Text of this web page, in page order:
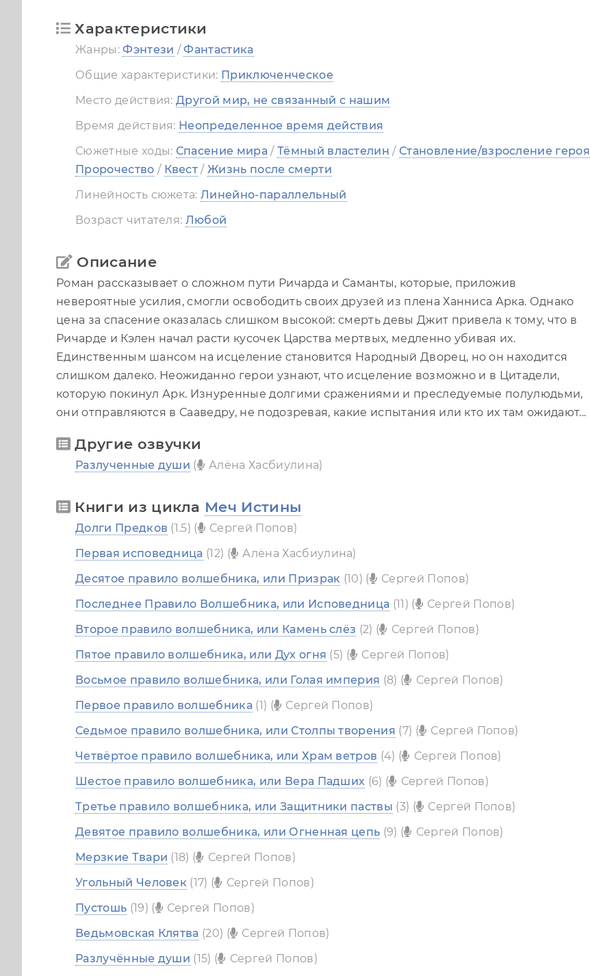
Разлучённые души_6
Разлучённые души_7
Характеристики
Жанры:Фэнтези /Фантастика
Общие характеристики: Приключенческое
Место действия:Другой мир, не связанный с нашим
Время действия: Неопределенное время действия
Сюжетные ходы: Спасение мира/ Тёмный властелин / Становление/взросление героя
Пророчество / Квест /Жизнь после смерти
Линейность сюжета:Линейно-параллельный
Возраст читателя: Любой
Описание
Роман рассказывает о сложном пути Ричарда и Саманты, которые, приложив
невероятные усилия, смогли освободить своих друзей из плена Ханниса Арка. Однако
цена за спасение оказалась слишком высокой: смерть девы Джит привела к тому, что в
Ричарде и Кэлен начал расти кусочек Царства мертвых, медленно убивая их.
Единственным шансом на исцеление становится Народный Дворец, но он находится
слишком далеко. Неожиданно герои узнают, что исцеление возможно и в Цитадели,
которую покинул Арк. Изнуренные долгими сражениями и преследуемые полулюдьми,
они отправляются в Сааведру, не подозревая, какие испытания или кто их там ожидают...
Другие озвучки
Разлученные души ( Алёна Хасбиулина)
Книги из цикла Меч Истины
Долги Предков (1.5) (
Сергей Попов)
Первая исповедница (12) (
Алёна Хасбиулина)
Десятое правило волшебника, или Призрак (10) (
Сергей Попов)
Последнее Правило Волшебника, или Исповедница (11) (
Сергей Попов)
Второе правило волшебника, или Камень слёз (2) (
Сергей Попов)
Пятое правило волшебника, или Дух огня (5) (
Сергей Попов)
Восьмое правило волшебника, или Голая империя (8) (
Сергей Попов)
Первое правило волшебника (1) (
Сергей Попов)
Седьмое правило волшебника, или Столпы творения (7) (
Сергей Попов)
Четвёртое правило волшебника, или Храм ветров (4) (
Сергей Попов)
Шестое правило волшебника, или Вера Падших (6) (
Сергей Попов)
Третье правило волшебника, или Защитники паствы (3) (
Сергей Попов)
Девятое правило волшебника, или Огненная цепь (9) (
Сергей Попов)
Мерзкие Твари (18) (
Сергей Попов)
Угольный Человек (17) (
Сергей Попов)
Пустошь (19) (
Сергей Попов)
Ведьмовская Клятва (20) (
Сергей Попов)
Разлучённые души (15) (
Сергей Попов)